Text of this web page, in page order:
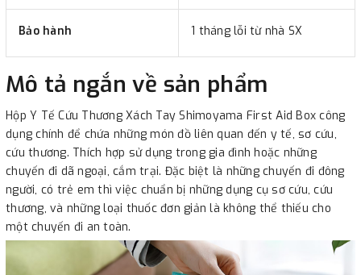
Bảo hành 1 tháng lỗi từ nhà SX
Mô tả ngắn về sản phẩm
Hộp Y Tế Cứu Thương Xách Tay Shimoyama First Aid Box công
dụng chính để chứa những món đồ liên quan đến y tế, sơ cứu,
cứu thương. Thích hợp sử dụng trong gia đình hoặc những
chuyến đi dã ngoại, cắm trại. Đặc biệt là những chuyến đi đông
người, có trẻ em thì việc chuẩn bị những dụng cụ sơ cứu, cứu
thương, và những loại thuốc đơn giản là không thể thiếu cho
một chuyến đi an toàn.